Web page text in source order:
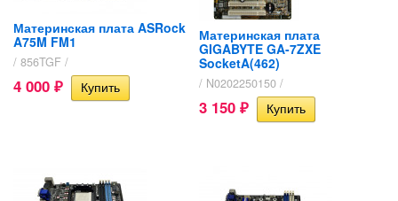
Материнская плата ASRock
A75M FM1
/ 856TGF /
4 000 ₽
Материнская плата
GIGABYTE GA-7ZXE
SocketA(462)
/ N0202250150 /
3 150 ₽